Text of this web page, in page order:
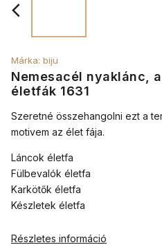
Nemesacél nyaklánc,
életfák 1631
Márka: biju
Szeretné összehangolni ezt a
motivem az élet fája.
Láncok életfa
Fülbevalók életfa
Karkötők életfa
Készletek életfa
Részletes információ